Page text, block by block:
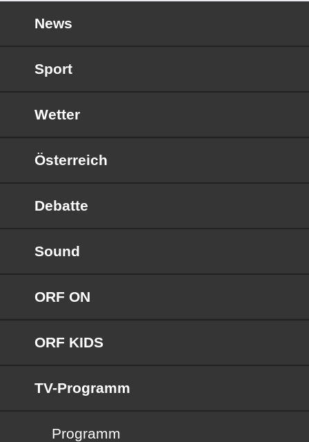
News
Sport
Wetter
Österreich
Debatte
Sound
ORF ON
ORF KIDS
TV-Programm
Programm